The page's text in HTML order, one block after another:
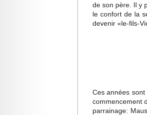
de son père. Il y
le confort de la
devenir «le-fils-
Ces années
commencement
parrainage: